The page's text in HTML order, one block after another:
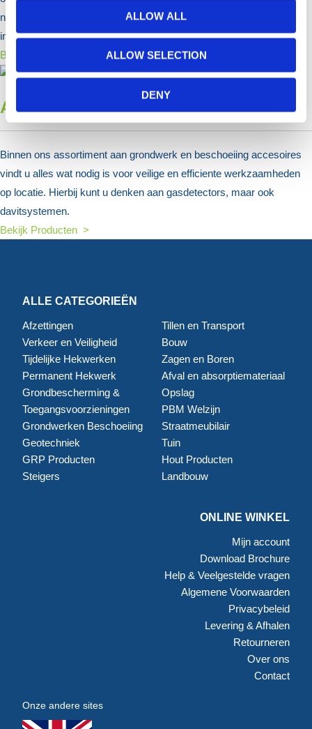
ALLOW ALL
ALLOW SELECTION
DENY
nutsvoorzieningen te beveiligen en te markeren binnen bouw- en
infrastructuurprojecten.
Bekijk Producten >
Accessoires
Binnen ons assortiment aan grondwerk en beschoeiing accesoires
vindt u alles wat nodig is voor veilige en efficiente werkzaamheden
op locatie. Hierbij kunt u denken aan gasdetectors, maar ook
davitsystemen.
Bekijk Producten >
ALLE CATEGORIEËN
Afzettingen
Verkeer en Veiligheid
Tijdelijke Hekwerken
Permanent Hekwerk
Grondbescherming &
Toegangsvoorzieningen
Grondwerken Beschoeiing
Geotechniek
GRP Producten
Steigers
Tillen en Transport
Bouw
Zagen en Boren
Afval en absorptiemateriaal
Opslag
PBM Welzijn
Straatmeubilair
Tuin
Hout Producten
Landbouw
ONLINE WINKEL
Mijn account
Download Brochure
Help & Veelgestelde vragen
Algemene Voorwaarden
Privacybeleid
Levering & Afhalen
Retourneren
Over ons
Contact
Onze andere sites